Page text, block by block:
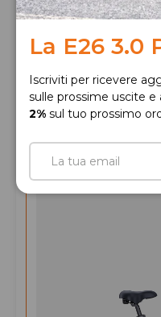
La E26 3.0
Iscriviti per ricevere
sulle prossime uscite
2% sul tuo prossimo
Email